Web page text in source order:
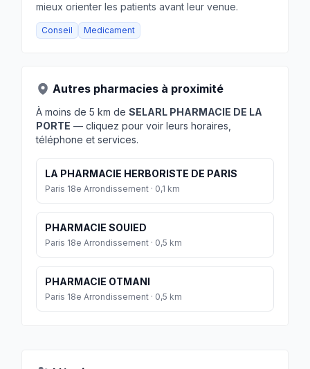
mieux orienter les patients avant leur venue.
Conseil Medicament
Autres pharmacies à proximité
À moins de 5 km de SELARL PHARMACIE DE LA
PORTE — cliquez pour voir leurs horaires,
téléphone et services.
LA PHARMACIE HERBORISTE DE PARIS
Paris 18e Arrondissement · 0,1 km
PHARMACIE SOUIED
Paris 18e Arrondissement · 0,5 km
PHARMACIE OTMANI
Paris 18e Arrondissement · 0,5 km